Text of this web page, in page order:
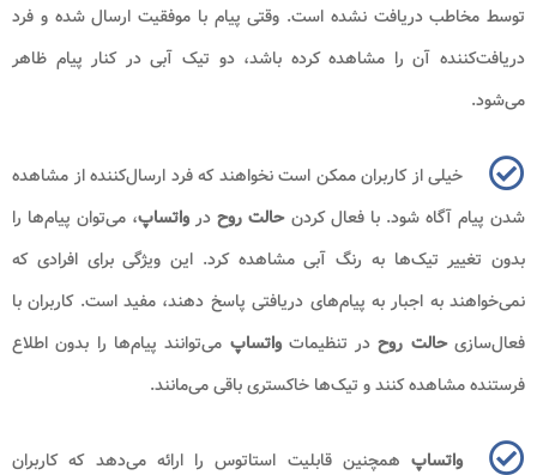
توسط مخاطب دریافت نشده است. وقتی پیام با موفقیت ارسال شده و فرد
دریافت‌کننده آن را مشاهده کرده باشد، دو تیک آبی در کنار پیام ظاهر
می‌شود.
خیلی از کاربران ممکن است نخواهند که فرد ارسال‌کننده از مشاهده
شدن پیام آگاه شود. با فعال کردنحالت روح در واتساپ، می‌توان پیام‌ها را
بدون تغییر تیک‌ها به رنگ آبی مشاهده کرد. این ویژگی برای افرادی که
نمی‌خواهند به اجبار به پیام‌های دریافتی پاسخ دهند، مفید است. کاربران با
فعال‌سازیحالت روحدر تنظیماتواتساپ می‌توانند پیام‌ها را بدون اطلاع
فرستنده مشاهده کنند و تیک‌ها خاکستری باقی می‌مانند.
واتساپ همچنین قابلیت استاتوس را ارائه می‌دهد که کاربران